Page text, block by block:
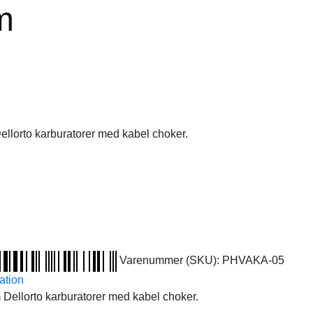
karburatorer med kabel choker.
Varenummer (SKU): PHVAKA-05
karburatorer med kabel choker.